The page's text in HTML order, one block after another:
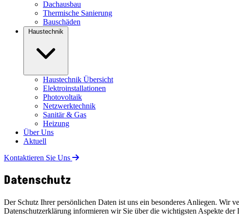
Dachausbau
Thermische Sanierung
Bauschäden
Haustechnik
Haustechnik Übersicht
Elektroinstallationen
Photovoltaik
Netzwerktechnik
Sanitär & Gas
Heizung
Über Uns
Aktuell
Kontaktieren Sie Uns
Datenschutz
Der Schutz Ihrer persönlichen Daten ist uns ein besonderes Anliegen. Wir
Datenschutzerklärung informieren wir Sie über die wichtigsten Aspekte der